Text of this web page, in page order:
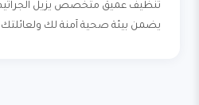
تنظيف عميق متخصص يزيل الجراثيم
يضمن بيئة صحية آمنة لك